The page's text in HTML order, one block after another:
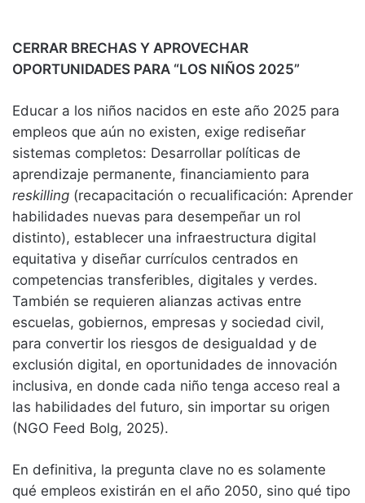
CERRAR BRECHAS Y APROVECHAR
OPORTUNIDADES PARA “LOS NIÑOS 2025”
Educar a los niños nacidos en este año 2025 para
empleos que aún no existen, exige rediseñar
sistemas completos: Desarrollar políticas de
aprendizaje permanente, financiamiento para
reskilling (recapacitación o recualificación: Aprender
habilidades nuevas para desempeñar un rol
distinto), establecer una infraestructura digital
equitativa y diseñar currículos centrados en
competencias transferibles, digitales y verdes.
También se requieren alianzas activas entre
escuelas, gobiernos, empresas y sociedad civil,
para convertir los riesgos de desigualdad y de
exclusión digital, en oportunidades de innovación
inclusiva, en donde cada niño tenga acceso real a
las habilidades del futuro, sin importar su origen
(NGO Feed Bolg, 2025).
En definitiva, la pregunta clave no es solamente
qué empleos existirán en el año 2050, sino qué tipo